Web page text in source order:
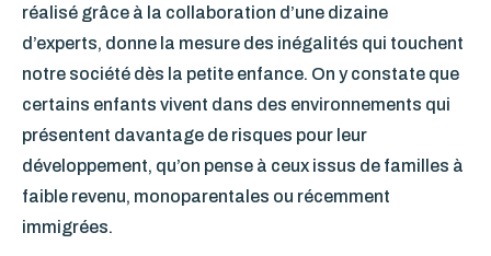
réalisé grâce à la collaboration d’une dizaine
d’experts, donne la mesure des inégalités qui touchent
notre société dès la petite enfance. On y constate que
certains enfants vivent dans des environnements qui
présentent davantage de risques pour leur
développement, qu’on pense à ceux issus de familles à
faible revenu, monoparentales ou récemment
immigrées.